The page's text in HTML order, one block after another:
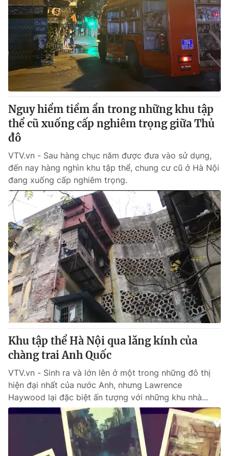
Nguy hiểm tiềm ẩn trong những khu tập
thể cũ xuống cấp nghiêm trọng giữa Thủ
đô
VTV.vn - Sau hàng chục năm được đưa vào sử dụng,
đến nay hàng nghìn khu tập thể, chung cư cũ ở Hà Nội
đang xuống cấp nghiêm trọng.
Khu tập thể Hà Nội qua lăng kính của
chàng trai Anh Quốc
VTV.vn - Sinh ra và lớn lên ở một trong những đô thị
hiện đại nhất của nước Anh, nhưng Lawrence
Haywood lại đặc biệt ấn tượng với những khu nhà...